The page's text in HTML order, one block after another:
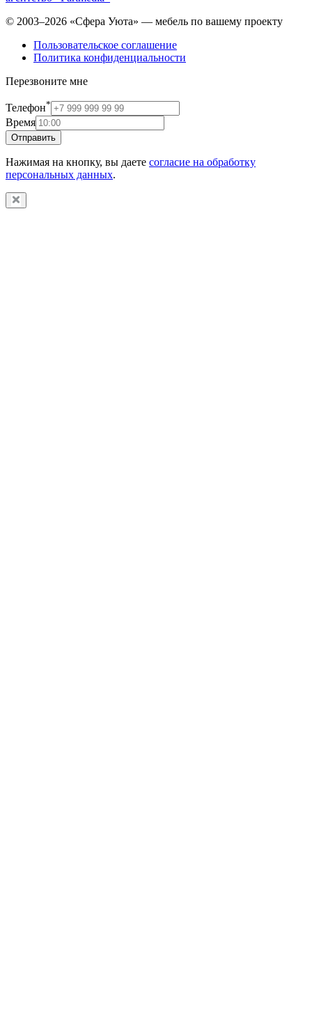
© 2003–2026 «Сфера Уюта» — мебель по вашему проекту
Пользовательское соглашение
Политика конфиденциальности
Перезвоните мне
Телефон*
Время
Отправить
Нажимая на кнопку, вы даете согласие на обработку
персональных данных.